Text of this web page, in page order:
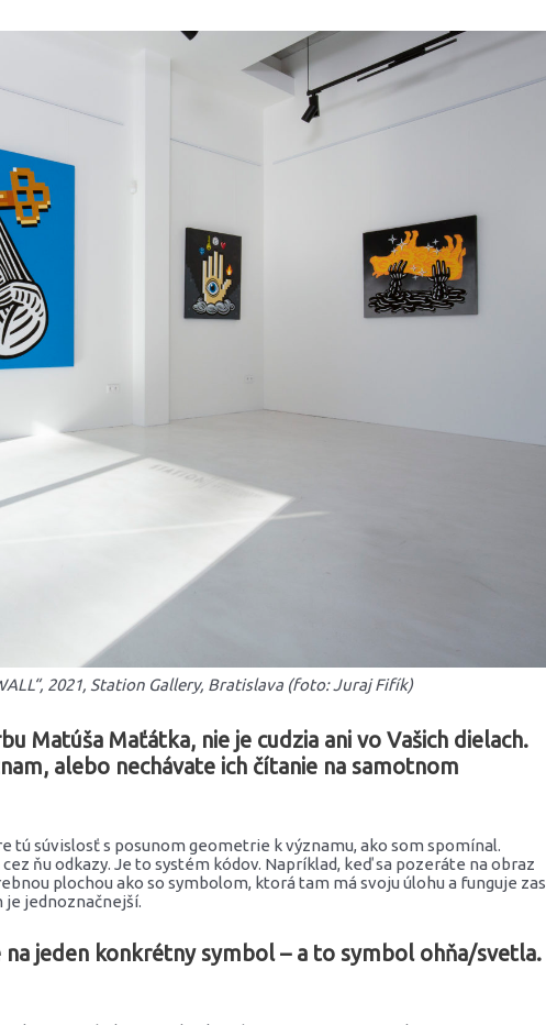
2021, Station Gallery, Bratislava (foto: Juraj Fifík)
Matúša Maťátka, nie je cudzia ani vo Vašich dielach.
alebo nechávate ich čítanie na samotnom
tú súvislosť s posunom geometrie k významu, ako som spomínal.
ňu odkazy. Je to systém kódov. Napríklad, keď sa pozeráte na obraz
plochou ako so symbolom, ktorá tam má svoju úlohu a funguje zas
je jednoznačnejší.
jeden konkrétny symbol – a to symbol ohňa/svetla.